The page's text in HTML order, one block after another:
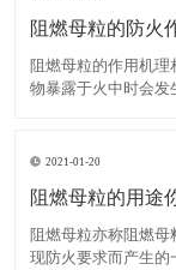
阻燃母粒的防火
阻燃母粒的作用机
物暴露于火中时会发
了燃烧速度，直到火
2021-01-20
阻燃母粒的用途
阻燃母粒亦称阻燃
现防火要求而产生的